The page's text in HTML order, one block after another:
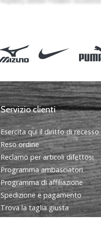
Servizio clienti
Esercita qui il diritto di recesso
Reso ordine
Reclamo per articoli difettosi
Programma ambasciatori
Programma di affiliazione
Spedizione e pagamento
Trova la taglia giusta